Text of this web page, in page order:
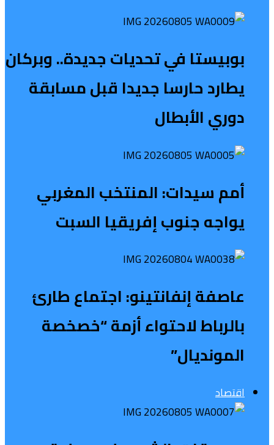
بوبيستا في تحديات جديدة.. وبركان
يطارد حارسا جديدا قبل مسابقة
دوري الأبطال
أمم سيدات: المنتخب المغربي
يواجه جنوب إفريقيا السبت
عاصفة إنفانتينو: اجتماع طارئ
بالرباط لاحتواء أزمة “خصخصة
المونديال”
اقتصاد